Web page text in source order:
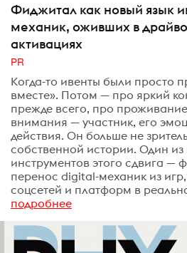
Фиджитал как новый язык
механик, оживших в
активациях
PR
Когда-то ивенты были просто
вместе». Потом — про яркий
прежде всего, про
внимания — участник, его
действия. Он больше не
собственной истории. Один
инструментов этого сдвига —
перенос digital-механик из
соцсетей и платформ в
подробнее